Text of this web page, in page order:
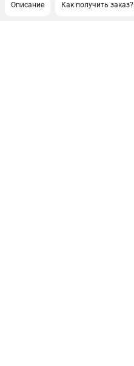
Описание Как получить заказ?